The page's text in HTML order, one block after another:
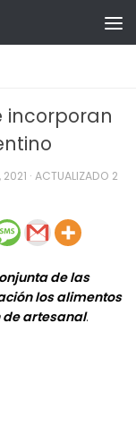
incorporan
2021 · ACTUALIZADO 2
de las
los alimentos
de artesanal.